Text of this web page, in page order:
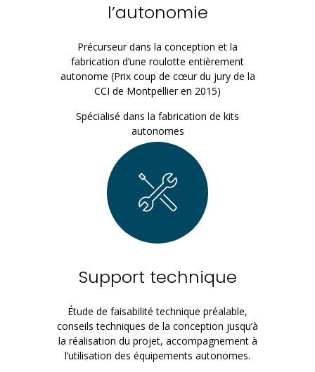
l’autonomie
Précurseur dans la conception et la
fabrication d’une roulotte entièrement
autonome (Prix coup de cœur du jury de la
CCI de Montpellier en 2015)
Spécialisé dans la fabrication de kits
autonomes
Support technique
Étude de faisabilité technique préalable,
conseils techniques de la conception jusqu’à
la réalisation du projet, accompagnement à
l’utilisation des équipements autonomes.